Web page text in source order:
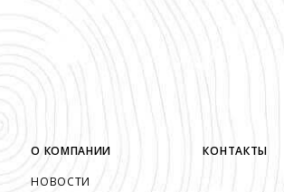
О КОМПАНИИ
НОВОСТИ
КОНТАКТЫ